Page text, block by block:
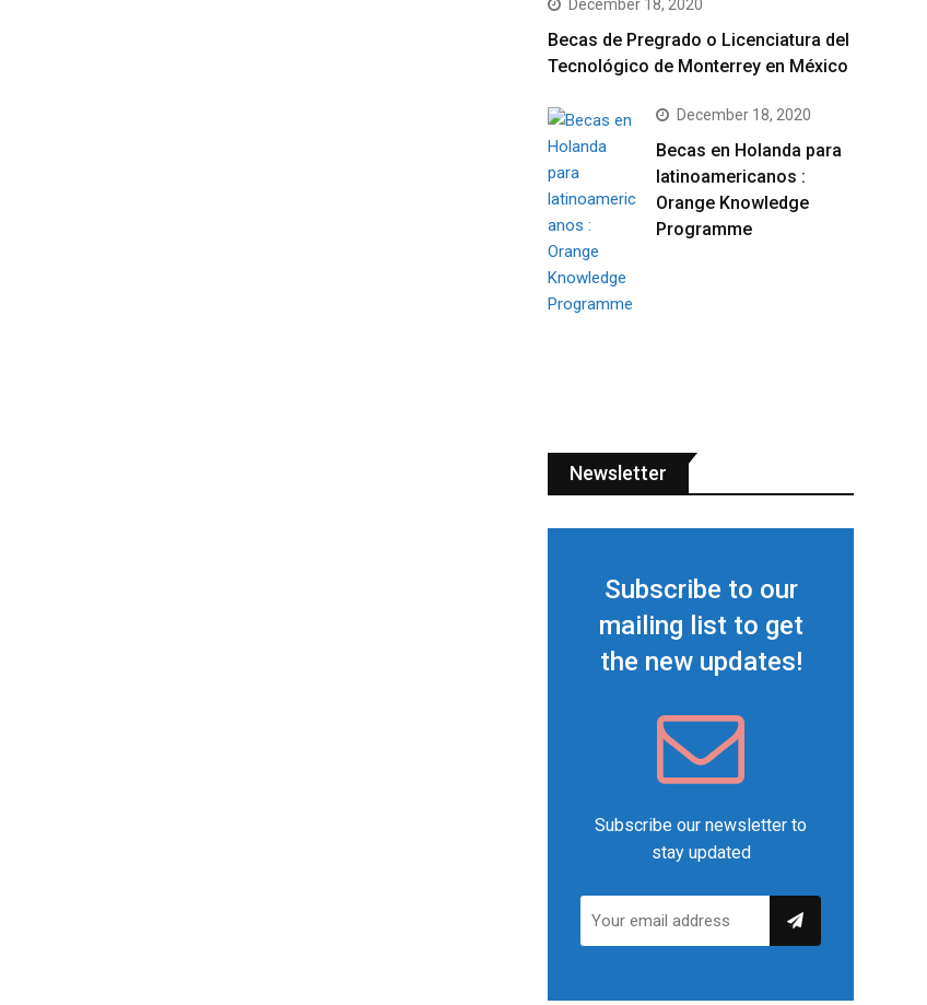
December 18, 2020
Becas de Pregrado o Licenciatura del
Tecnológico de Monterrey en México
December 18, 2020
Becas en Holanda para
latinoamericanos :
Orange Knowledge
Programme
Newsletter
Subscribe to our
mailing list to get
the new updates!
Subscribe our newsletter to
stay updated